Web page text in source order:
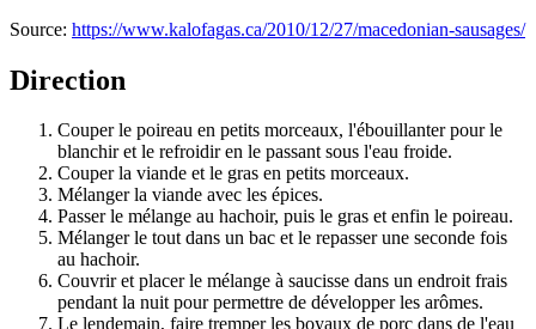
Source: https://www.kalofagas.ca/2010/12/27/macedonian-sausages/
Direction
Couper le poireau en petits morceaux, l'ébouillanter pour le
blanchir et le refroidir en le passant sous l'eau froide.
Couper la viande et le gras en petits morceaux.
Mélanger la viande avec les épices.
Passer le mélange au hachoir, puis le gras et enfin le poireau.
Mélanger le tout dans un bac et le repasser une seconde fois
au hachoir.
Couvrir et placer le mélange à saucisse dans un endroit frais
pendant la nuit pour permettre de développer les arômes.
Le lendemain, faire tremper les boyaux de porc dans de l'eau